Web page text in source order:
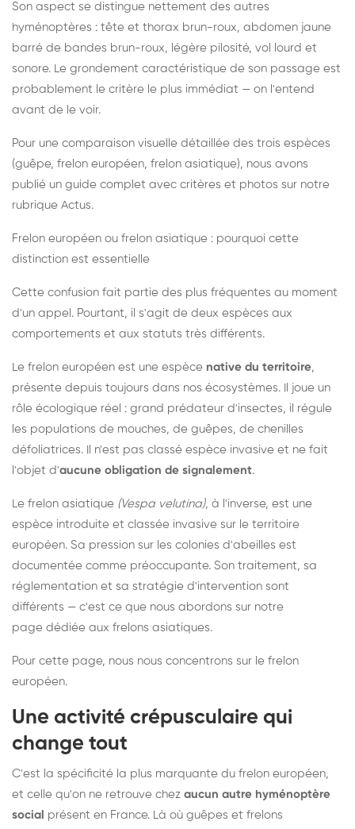
Son aspect se distingue nettement des autres
hyménoptères : tête et thorax brun-roux, abdomen jaune
barré de bandes brun-roux, légère pilosité, vol lourd et
sonore. Le grondement caractéristique de son passage est
probablement le critère le plus immédiat — on l'entend
avant de le voir.
Pour une comparaison visuelle détaillée des trois espèces
(guêpe, frelon européen, frelon asiatique), nous avons
publié un guide complet avec critères et photos sur notre
rubrique Actus.
Frelon européen ou frelon asiatique : pourquoi cette
distinction est essentielle
Cette confusion fait partie des plus fréquentes au moment
d'un appel. Pourtant, il s'agit de deux espèces aux
comportements et aux statuts très différents.
Le frelon européen est une espèce native du territoire,
présente depuis toujours dans nos écosystèmes. Il joue un
rôle écologique réel : grand prédateur d'insectes, il régule
les populations de mouches, de guêpes, de chenilles
défoliatrices. Il n'est pas classé espèce invasive et ne fait
l'objet d'aucune obligation de signalement.
Le frelon asiatique (Vespa velutina), à l'inverse, est une
espèce introduite et classée invasive sur le territoire
européen. Sa pression sur les colonies d'abeilles est
documentée comme préoccupante. Son traitement, sa
réglementation et sa stratégie d'intervention sont
différents — c'est ce que nous abordons sur notre
page dédiée aux frelons asiatiques.
Pour cette page, nous nous concentrons sur le frelon
européen.
Une activité crépusculaire qui
change tout
C'est la spécificité la plus marquante du frelon européen,
et celle qu'on ne retrouve chez aucun autre hyménoptère
social présent en France. Là où guêpes et frelons